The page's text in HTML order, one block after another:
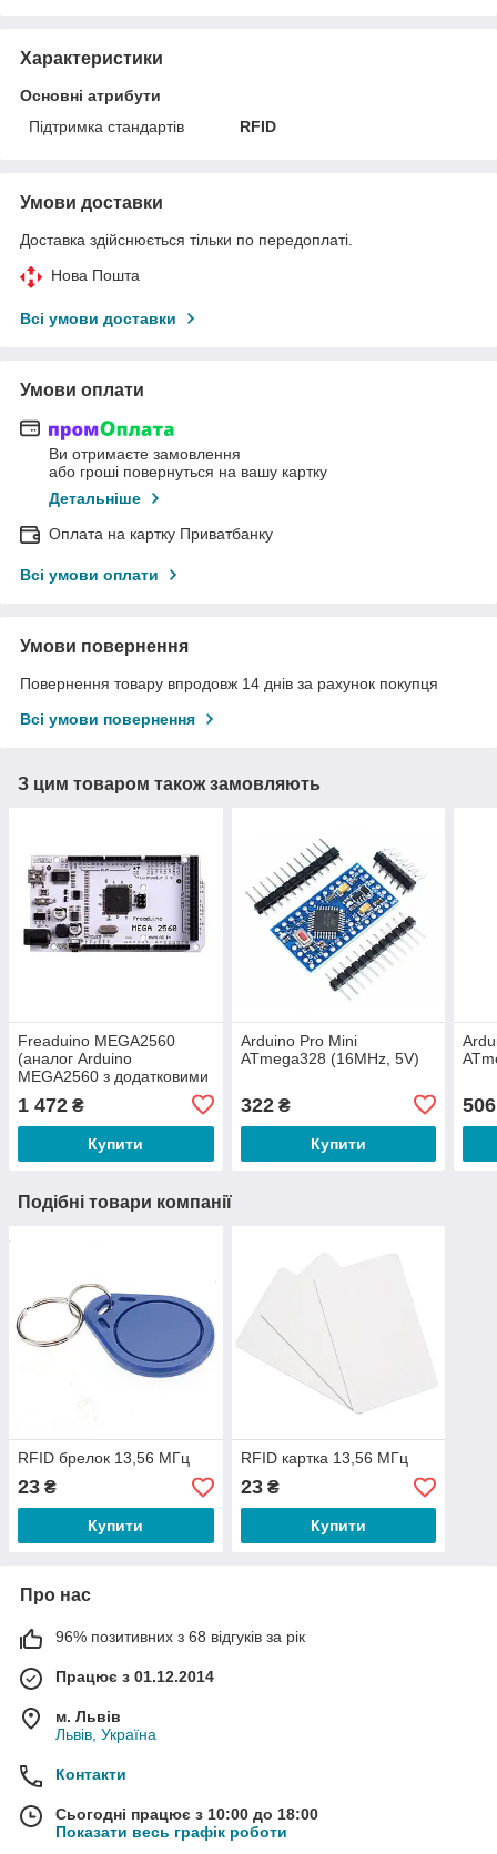
Характеристики
Основні атрибути
Підтримка стандартів
RFID
Умови доставки
Доставка здійснюється тільки по передоплаті.
Нова Пошта
Всі умови доставки
Умови оплати
Ви отримаєте замовлення
або гроші повернуться на вашу картку
Детальніше
Оплата на картку Приватбанку
Всі умови оплати
Умови повернення
Повернення товару впродовж 14 днів за рахунок покупця
Всі умови повернення
З цим товаром також замовляють
Freaduino MEGA2560
(аналог Arduino
MEGA2560 з додатковими
1 472 ₴
Купити
Arduino Pro Mini
ATmega328 (16MHz, 5V)
322₴
Купити
506
Подібні товари компанії
RFID брелок 13,56 МГц
23 ₴
Купити
RFID картка 13,56 МГц
23₴
Купити
Про нас
96% позитивних з 68 відгуків за рік
Працює з 01.12.2014
м. Львів
Львів, Україна
Контакти
Сьогодні працює з 10:00 до 18:00
Показати весь графік роботи